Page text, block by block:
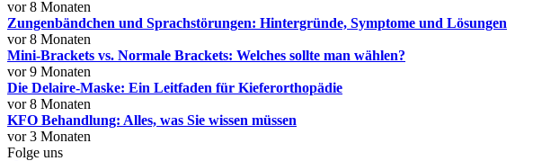
vor 8 Monaten
Zungenbändchen und Sprachstörungen: Hintergründe, Symptome und Lösungen
vor 8 Monaten
Mini-Brackets vs. Normale Brackets: Welches sollte man wählen?
vor 9 Monaten
Die Delaire-Maske: Ein Leitfaden für Kieferorthopädie
vor 8 Monaten
KFO Behandlung: Alles, was Sie wissen müssen
vor 3 Monaten
Folge uns